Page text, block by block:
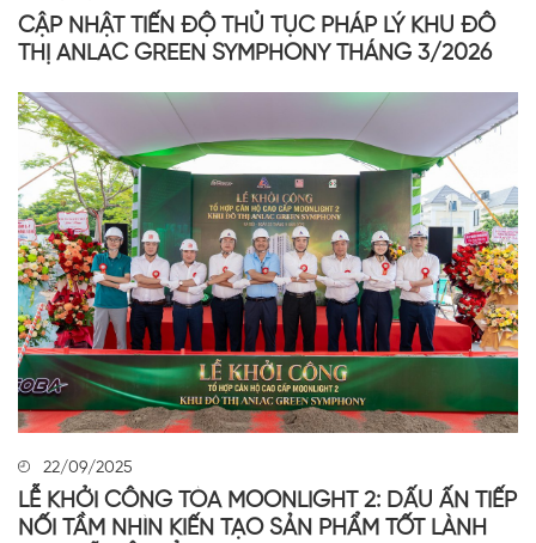
CẬP NHẬT TIẾN ĐỘ THỦ TỤC PHÁP LÝ KHU ĐÔ
THỊ ANLAC GREEN SYMPHONY THÁNG 3/2026
22/09/2025
LỄ KHỞI CÔNG TÒA MOONLIGHT 2: DẤU ẤN TIẾP
NỐI TẦM NHÌN KIẾN TẠO SẢN PHẨM TỐT LÀNH